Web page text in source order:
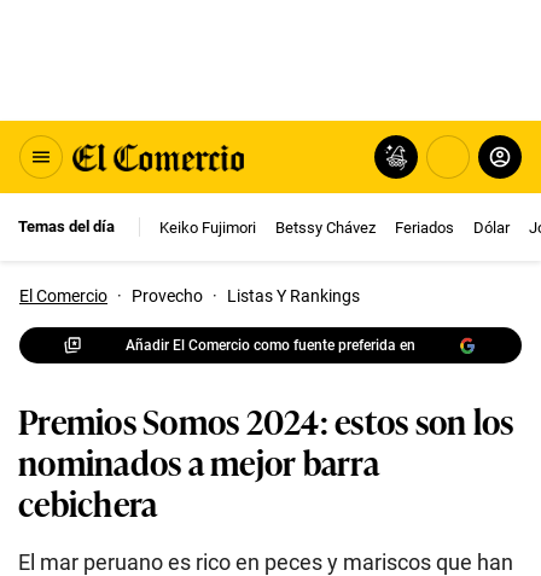
Temas del día Keiko Fujimori Betssy Chávez Feriados Dólar
El Comercio · Provecho · Listas Y Rankings
Añadir El Comercio como fuente preferida en
Premios Somos 2024: estos son los
nominados a mejor barra
cebichera
El mar peruano es rico en peces y mariscos que han